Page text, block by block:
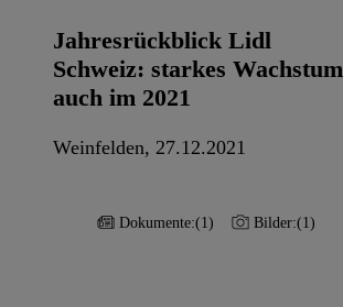
Jahresrückblick Lidl
Schweiz: starkes Wachstum
auch im 2021
Weinfelden, 27.12.2021
Dokumente:(1) Bilder:(1)